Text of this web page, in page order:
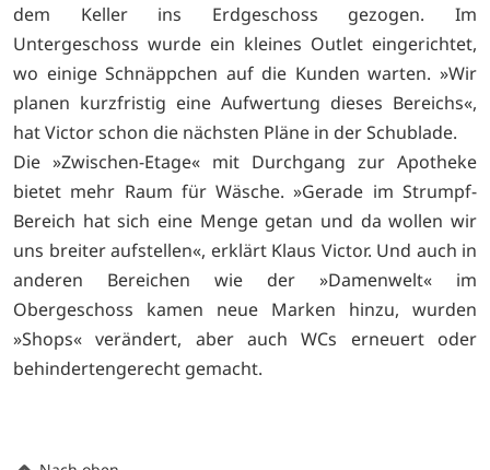
dem Keller ins Erdgeschoss gezogen. Im
Untergeschoss wurde ein kleines Outlet eingerichtet,
wo einige Schnäppchen auf die Kunden warten. »Wir
planen kurzfristig eine Aufwertung dieses Bereichs«,
hat Victor schon die nächsten Pläne in der Schublade.
Die »Zwischen-Etage« mit Durchgang zur Apotheke
bietet mehr Raum für Wäsche. »Gerade im Strumpf-
Bereich hat sich eine Menge getan und da wollen wir
uns breiter aufstellen«, erklärt Klaus Victor. Und auch in
anderen Bereichen wie der »Damenwelt« im
Obergeschoss kamen neue Marken hinzu, wurden
»Shops« verändert, aber auch WCs erneuert oder
behindertengerecht gemacht.